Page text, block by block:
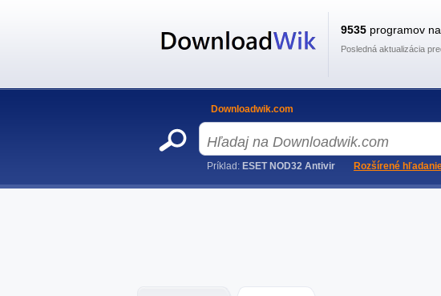
9535 programov
Posledná aktualizácia
Downloadwik.com
Príklad: ESET NOD32 Antivir Rozšírené